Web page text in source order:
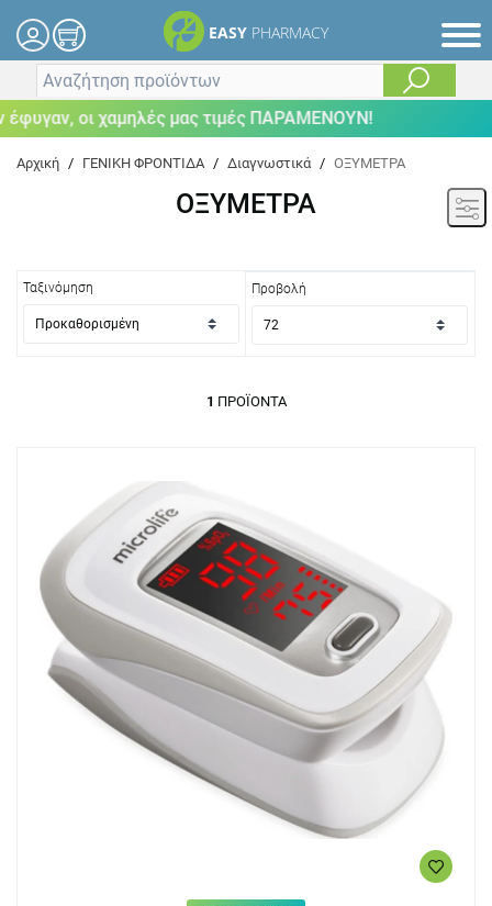
EASY PHARMACY
οι χαμηλές μας τιμές ΠΑΡΑΜΕΝΟΥΝ!
Αρχική / ΓΕΝΙΚΗ ΦΡΟΝΤΙΔΑ / Διαγνωστικά / ΟΞΥΜΕΤΡΑ
ΟΞΥΜΕΤΡΑ
Ταξινόμηση Προβολή
1 ΠΡΟΪΌΝΤΑ